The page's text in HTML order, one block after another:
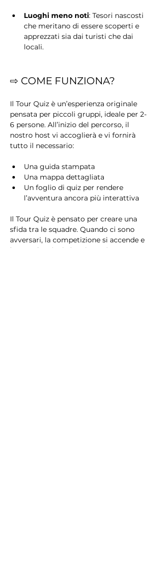
Luoghi meno noti: Tesori nascosti
che meritano di essere scoperti e
apprezzati sia dai turisti che dai
locali.
⇨ COME FUNZIONA?
Il Tour Quiz è un’esperienza originale
pensata per piccoli gruppi, ideale per 2-
6 persone. All’inizio del percorso, il
nostro host vi accoglierà e vi fornirà
tutto il necessario:
Una guida stampata
Una mappa dettagliata
Un foglio di quiz per rendere
l’avventura ancora più interattiva
Il Tour Quiz è pensato per creare una
sfida tra le squadre. Quando ci sono
avversari, la competizione si accende e
la squadra vincitrice riceverà un